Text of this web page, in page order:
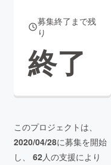
募集終了まで残
り
終了
このプロジェクトは、
2020/04/28に募集を開始
し、 62人の支援により